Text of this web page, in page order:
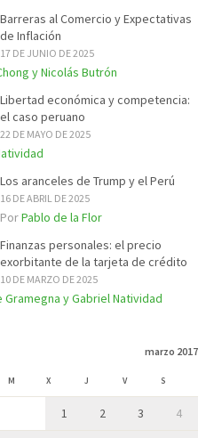
Barreras al Comercio y Expectativas
de Inflación
17 DE JUNIO DE 2025
y Nicolás Butrón
Libertad económica y competencia:
el caso peruano
22 DE MAYO DE 2025
Los aranceles de Trump y el Perú
16 DE ABRIL DE 2025
PorPablo de la Flor
Finanzas personales: el precio
exorbitante de la tarjeta de crédito
10 DE MARZO DE 2025
Gramegna y Gabriel Natividad
marzo 2017
M X J V S
1 2 3 4